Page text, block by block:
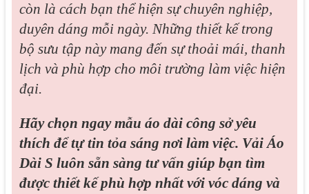
còn là cách bạn thể hiện sự chuyên nghiệp,
duyên dáng mỗi ngày. Những thiết kế trong
bộ sưu tập này mang đến sự thoải mái, thanh
lịch và phù hợp cho môi trường làm việc hiện
đại.
Hãy chọn ngay mẫu áo dài công sở yêu
thích để tự tin tỏa sáng nơi làm việc. Vải Áo
Dài S luôn sẵn sàng tư vấn giúp bạn tìm
được thiết kế phù hợp nhất với vóc dáng và